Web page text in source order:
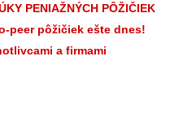
PENIAŽNÝCH PÔŽIČIEK
peer pôžičiek ešte dnes!
a firmami